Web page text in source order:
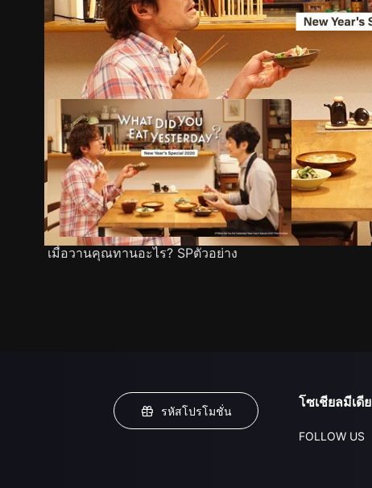
ตัวอย่าง ภาพนิ่ง เนื้อหาที่แนะนำ รายละเอียด
เมื่อวานคุณทานอะไร? SPตัวอย่าง
รหัสโปรโมชั่น
โซเชียลมีเดีย
FOLLOW US